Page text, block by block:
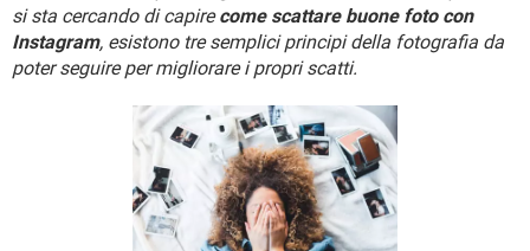
HARDWARE
INSTAGRAM WHATSAPP
TIKTOK FACEBOOK
si sta cercando di capirecome scattare buone foto con
Instagram, esistono tre semplici principi della fotografia da
poter seguire per migliorare i propri scatti.